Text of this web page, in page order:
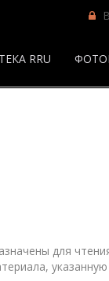
RRU
для